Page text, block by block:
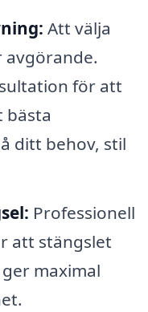
Att välja
avgörande.
för att
bästa
ditt behov, stil
Professionell
att stängslet
maximal